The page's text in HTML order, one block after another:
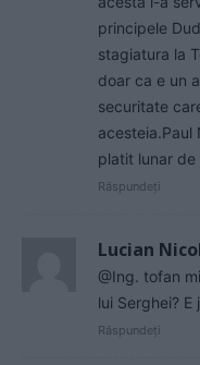
principele
stagiatura la
doar ca e un
securitate
acesteia.Paul
platit lunar de
Răspundeți
Lucian
@Ing. tofan
lui Serghei? E
Răspundeți